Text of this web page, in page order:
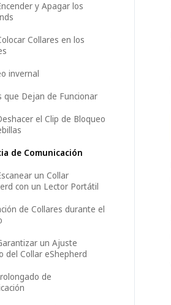
y Apagar los
Collares en los
invernal
que Dejan de Funcionar
el Clip de Bloqueo
de Comunicación
un Collar
con un Lector Portátil
de Collares durante el
un Ajuste
del Collar eShepherd
de